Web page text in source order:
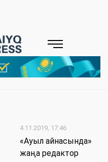
4.11.2019, 17:46
«Ауыл айнасында»
жаңа редактор